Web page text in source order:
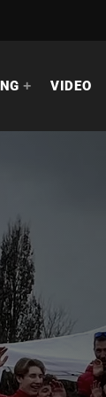
VIDEO